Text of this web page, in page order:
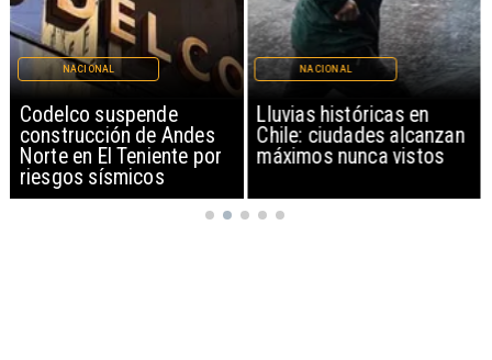
Codelco suspende
construcción de Andes
Norte en El Teniente por
riesgos sísmicos
NACIONAL
Lluvias históricas en
Chile: ciudades alcanzan
máximos nunca vistos
NACIONAL